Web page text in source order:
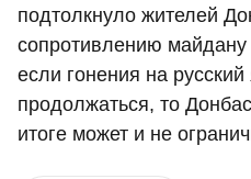
подтолкнуло жителей
сопротивлению
если гонения на
продолжаться, то
итоге может и не